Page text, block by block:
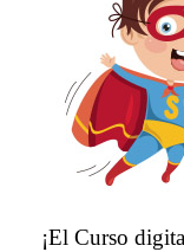
¡El Curso